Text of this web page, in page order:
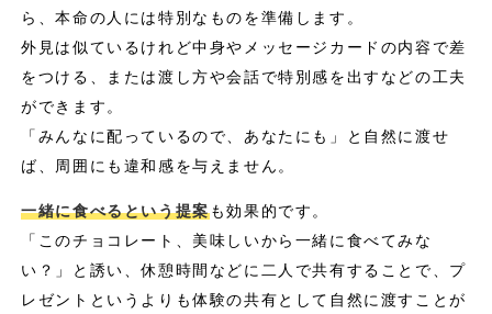
ら、本命の人には特別なものを準備します。
外見は似ているけれど中身やメッセージカードの内容で差
をつける、または渡し方や会話で特別感を出すなどの工夫
ができます。
「みんなに配っているので、あなたにも」と自然に渡せ
ば、周囲にも違和感を与えません。
一緒に食べるという提案も効果的です。
「このチョコレート、美味しいから一緒に食べてみな
い？」と誘い、休憩時間などに二人で共有することで、プ
レゼントというよりも体験の共有として自然に渡すことが